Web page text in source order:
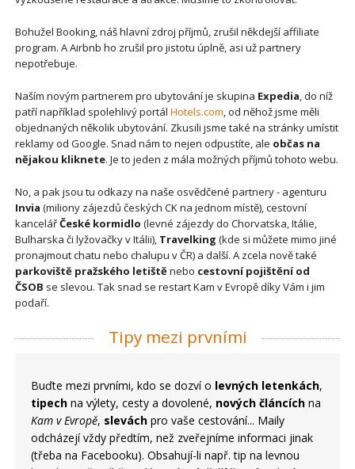
Bohužel Booking, náš hlavní zdroj příjmů, zrušil někdejší affiliate
program. A Airbnb ho zrušil pro jistotu úplně, asi už partnery
nepotřebuje.
Naším novým partnerem pro ubytování je skupina Expedia, do níž
patří například spolehlivý portál Hotels.com, od něhož jsme měli
objednaných několik ubytování. Zkusili jsme také na stránky umístit
reklamy od Google. Snad nám to nejen odpustíte, ale občas na
nějakou kliknete. Je to jeden z mála možných příjmů tohoto webu.
No, a pak jsou tu odkazy na naše osvědčené partnery - agenturu
Invia (miliony zájezdů českých CK na jednom místě), cestovní
kancelářČeské kormidlo (levné zájezdy do Chorvatska, Itálie,
Bulharska či lyžovačky v Itálii), Travelking (kde si můžete mimo jiné
pronajmout chatu nebo chalupu v ČR) a další. A zcela nově také
parkoviště pražského letištěnebo cestovní pojištění od
ČSOB se slevou. Tak snad se restart Kam v Evropě díky Vám i jim
podaří.
Tipy mezi prvními
Buďte mezi prvními, kdo se dozví o levných letenkách,
tipech na výlety, cesty a dovolené, nových článcích na
Kam v Evropě, slevách pro vaše cestování... Maily
odcházejí vždy předtím, než zveřejníme informaci jinak
(třeba na Facebooku). Obsahují-li např. tip na levnou